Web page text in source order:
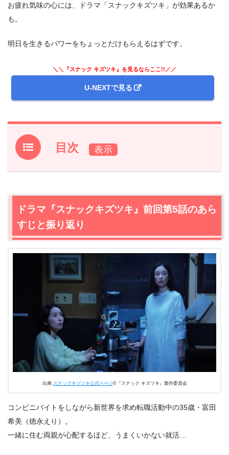
お疲れ気味の心には、ドラマ「スナックキズツキ」が効果あるか
も。
明日を生きるパワーをちょっとだけもらえるはずです。
＼＼『スナック キズツキ』を見るならここ!!／／
U-NEXTで見る
目次
1.ドラマ『スナックキズツキ』前回第5話のあらすじと振り
【ネタバレあり】ドラマ『スナックキズツキ』第6話あ
らすじと感想
2.1こぐま酒店の上田健一（浜野謙太）が、人生で一番輝い
2.2
一人息子の大学合格に喜ぶ主婦・香保さん（西田尚
「お疲れさま」かけられる言葉で香保さん（西田尚
美）が感じた違和感
2.4子育て優等生で卒業予定の中島香保（西田尚美）が抱
える“もやもや”
2.5初の店前スカウト！トウコママ（原田知世）のひんや
りピンクなりんごジュース！
2.6香保（西田尚美）＆トウコ（原田知世）、ノリノリ無
敵なディスコダンスで青春フィーバー！
ドラマ『スナックキズツキ』前回第5話のあら
すじと振り返り
出典: スナックキヅツキ公式ページ©『スナック キズツキ』製作委員会
コンビニバイトをしながら新世界を求め転職活動中の35歳・富田
希美（徳永えり）。
一緒に住む両親が心配するほど、うまくいかない就活…